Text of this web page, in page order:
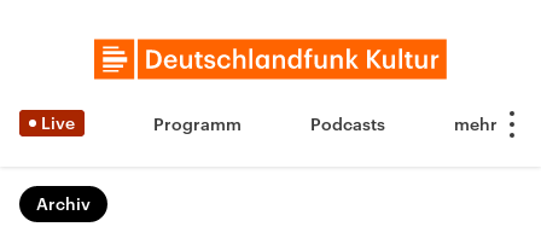
Live Programm Podcasts
Archiv